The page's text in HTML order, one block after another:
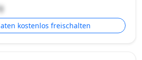
kostenlos freischalten